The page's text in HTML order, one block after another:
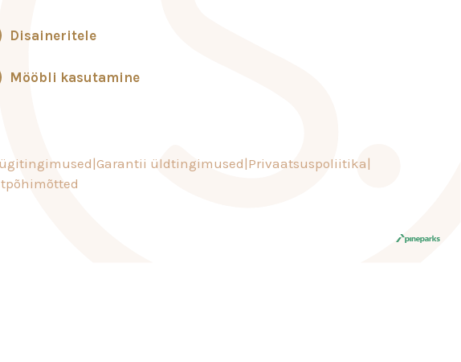
Disaineritele
Mööbli kasutamine
Garantii üldtingimused Privaatsuspoliitika